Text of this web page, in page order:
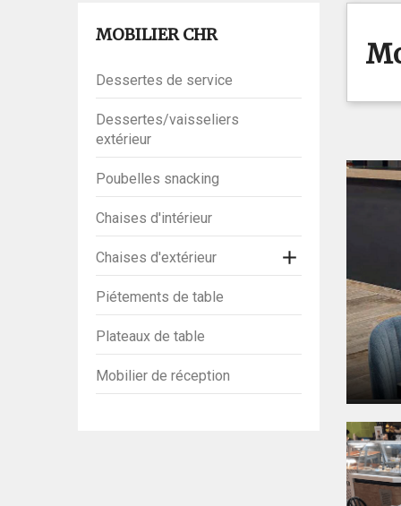
MOBILIER CHR
Dessertes de service
Dessertes/vaisseliers
extérieur
Poubelles snacking
Chaises d'intérieur
Chaises d'extérieur 
Piétements de table
Plateaux de table
Mobilier de réception